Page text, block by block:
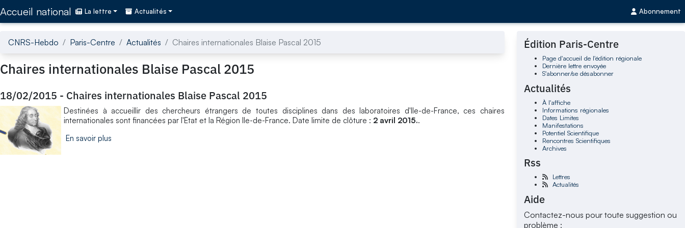
Accueil national La lettre Actualités Abonnement
CNRS-Hebdo Paris-Centre Actualités Chaires internationales Blaise Pascal 2015
Chaires internationales Blaise Pascal 2015
18/02/2015 - Chaires internationales Blaise Pascal 2015
Destinées à accueillir des chercheurs étrangers de toutes disciplines dans des laboratoires d'Ile-de-France, ces chaires
internationales sont financées par l'Etat et la Région Ile-de-France. Date limite de clôture : 2 avril 2015..
En savoir plus
Édition Paris-Centre
Page d'accueil de l'édition régionale
Dernière lettre envoyée
S'abonner/se désabonner
Actualités
À l'affiche
Informations régionales
Dates Limites
Manifestations
Potentiel Scientifique
Rencontres Scientifiques
Archives
Rss
Lettres
Actualités
Aide
Contactez-nous pour toute suggestion ou
problème :